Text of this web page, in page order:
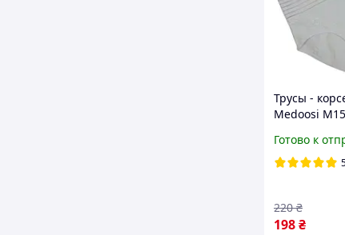
Трусы -
Medoosi
Готово к
198₴
220 ₴